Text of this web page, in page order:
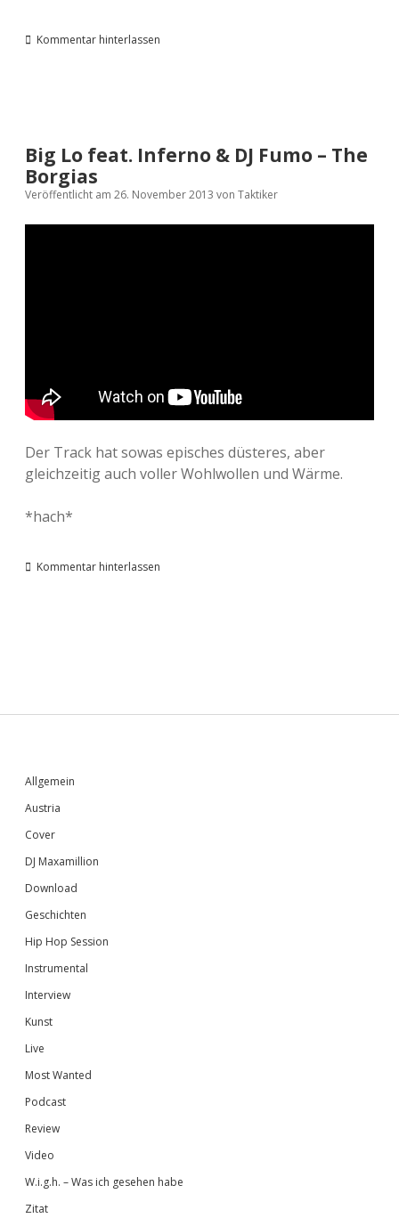
Kommentar hinterlassen
Big Lo feat. Inferno & DJ Fumo – The
Borgias
Veröffentlicht am 26. November 2013 von Taktiker
Der Track hat sowas episches düsteres, aber
gleichzeitig auch voller Wohlwollen und Wärme.
*hach*
Kommentar hinterlassen
Sidebar
Allgemein
Austria
Cover
DJ Maxamillion
Download
Geschichten
Hip Hop Session
Instrumental
Interview
Kunst
Live
Most Wanted
Podcast
Review
Video
W.i.g.h. – Was ich gesehen habe
Zitat